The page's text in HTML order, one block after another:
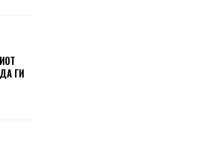
ГИ